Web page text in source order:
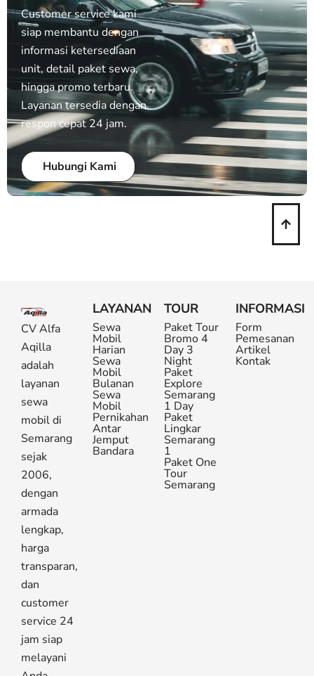
Customer service kami
siap membantu dengan
informasi ketersediaan
unit, detail paket sewa,
hingga promo terbaru.
Layanan tersedia dengan
respon cepat 24 jam.
Hubungi Kami
CV Alfa
Aqilla
adalah
layanan
sewa
mobil di
Semarang
sejak
2006,
dengan
armada
lengkap,
harga
transparan,
dan
customer
service 24
jam siap
melayani
LAYANAN
Sewa
Mobil
Harian
Sewa
Mobil
Bulanan
Sewa
Mobil
Pernikahan
Antar
Jemput
Bandara
TOUR
Paket Tour
Bromo 4
Day 3
Night
Paket
Explore
Semarang
1 Day
Paket
Lingkar
Semarang
1
Paket One
Tour
Semarang
INFORMASI
Form
Pemesanan
Artikel
Kontak